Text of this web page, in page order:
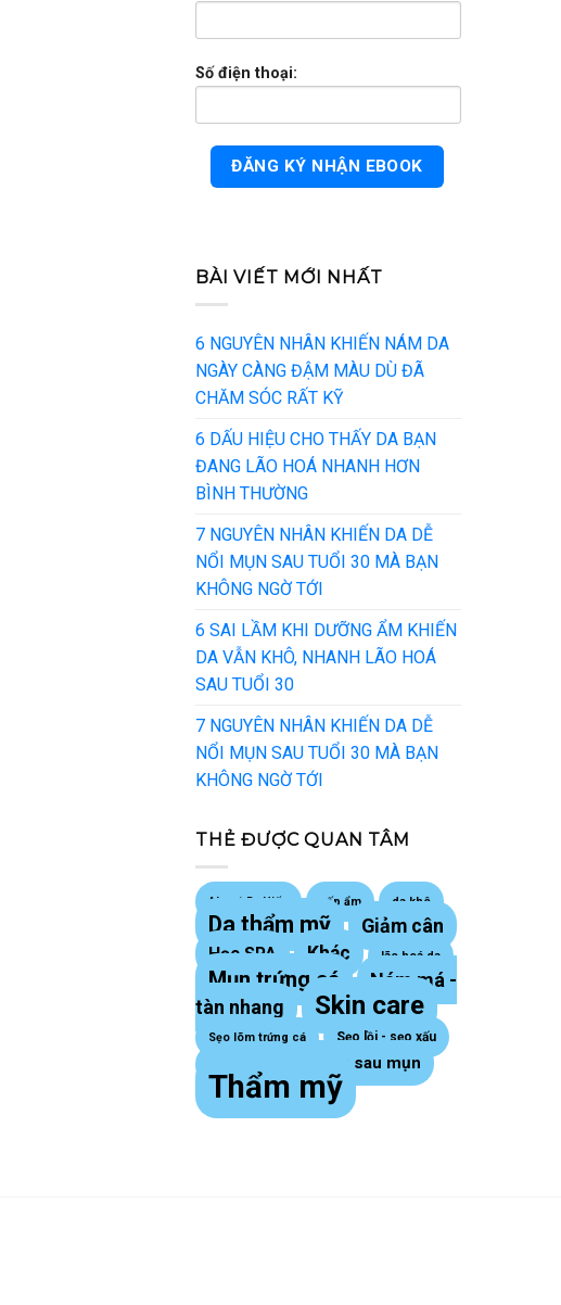
Số điện thoại:
BÀI VIẾT MỚI NHẤT
6 NGUYÊN NHÂN KHIẾN NÁM DA
NGÀY CÀNG ĐẬM MÀU DÙ ĐÃ
CHĂM SÓC RẤT KỸ
6 DẤU HIỆU CHO THẤY DA BẠN
ĐANG LÃO HOÁ NHANH HƠN
BÌNH THƯỜNG
7 NGUYÊN NHÂN KHIẾN DA DỄ
NỔI MỤN SAU TUỔI 30 MÀ BẠN
KHÔNG NGỜ TỚI
6 SAI LẦM KHI DƯỠNG ẨM KHIẾN
DA VẪN KHÔ, NHANH LÃO HOÁ
SAU TUỔI 30
7 NGUYÊN NHÂN KHIẾN DA DỄ
NỔI MỤN SAU TUỔI 30 MÀ BẠN
KHÔNG NGỜ TỚI
THẺ ĐƯỢC QUAN TÂM
About Dr Hiếu cấp ẩm da khô
Da thẩm mỹ Giảm cân
Học SPA Khác lão hoá da
Mụn trứng cá
Nám má -
tàn nhang
Skin care
Sẹo lõm trứng cá Sẹo lồi - sẹo xấu
Thâm sau mụn
Thẩm mỹ